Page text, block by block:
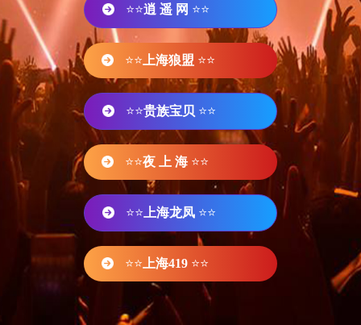
⭐⭐逍 遥 网 ⭐⭐
⭐⭐ 上海狼盟 ⭐⭐
⭐⭐贵族宝贝 ⭐⭐
⭐⭐夜 上 海 ⭐⭐
⭐⭐ 上海龙凤 ⭐⭐
⭐⭐ 上海419 ⭐⭐